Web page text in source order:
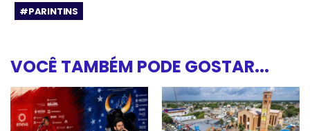
#PARINTINS
VOCÊ TAMBÉM PODE GOSTAR...